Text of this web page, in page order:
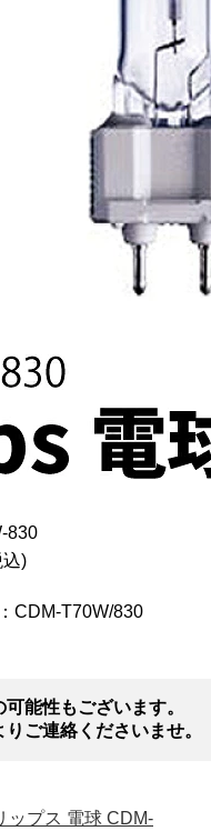
830
込)
CDM-T70W/830
能性もございます。
ご連絡くださいませ。
ップス 電球 CDM-